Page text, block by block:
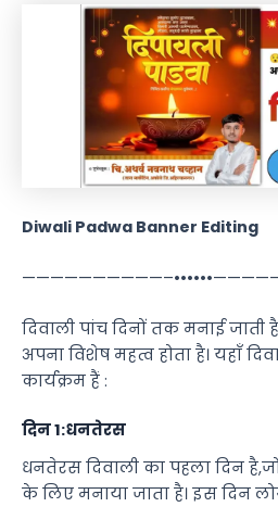
Diwali Padwa Banner Editing
दिवाली पांच दिनों तक मनाई जाती
अपना विशेष महत्व होता है। यहाँ
कार्यक्रम हैं :
दिन 1:धनतेरस
धनतेरस दिवाली का पहला दिन
के लिए मनाया जाता है। इस दिन